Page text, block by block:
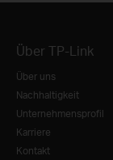
Über TP-Link
Über uns
Nachhaltigkeit
Unternehmensprofil
Karriere
Kontakt